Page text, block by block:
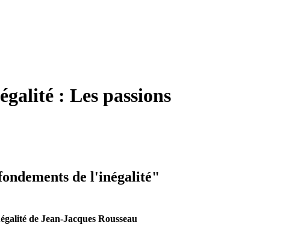
: Les passions
de l'inégalité"
de Jean-Jacques Rousseau